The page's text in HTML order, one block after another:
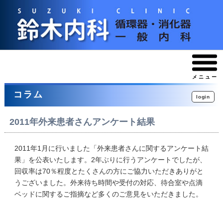
メニュー
コラム login
2011年外来患者さんアンケート結果
2011年1月に行いました「外来患者さんに関するアンケート結
果」を公表いたします。2年ぶりに行うアンケートでしたが、
回収率は70％程度とたくさんの方にご協力いただきありがと
うございました。外来待ち時間や受付の対応、待合室や点滴
ベッドに関するご指摘など多くのご意見をいただきました。